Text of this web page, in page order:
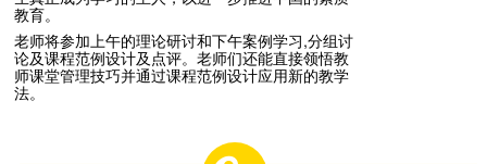
教育。
老师将参加上午的理论研讨和下午案例学习,分组讨
论及课程范例设计及点评。老师们还能直接领悟教
师课堂管理技巧并通过课程范例设计应用新的教学
法。